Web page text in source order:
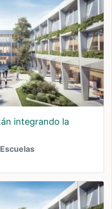
Escuelas